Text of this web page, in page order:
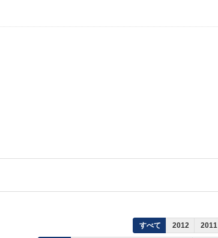
すべて 2012 2011